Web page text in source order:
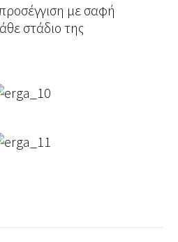
με σαφή
στάδιο της